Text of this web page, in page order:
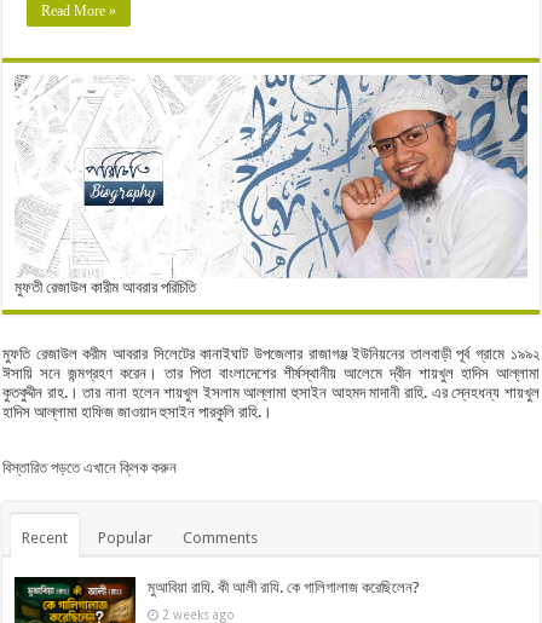
Read More »
মুফতী রেজাউল কারীম আবরার পরিচিতি
মুফতি রেজাউল করীম আবরার সিলেটের কানাইঘাট উপজেলার রাজাগঞ্জ ইউনিয়নের তালবাড়ী পূর্ব গ্রামে ১৯৯২
ঈসায়ি সনে জন্মগ্রহণ করেন। তার পিতা বাংলাদেশের শীর্ষস্থানীয় আলেমে দ্বীন শায়খুল হাদিস আল্লামা
কুতবুদ্দীন রাহ.। তার নানা হলেন শায়খুল ইসলাম আল্লামা হুসাইন আহমদ মাদানী রাহি. এর স্নেহধন্য শায়খুল
হাদিস আল্লামা হাফিজ জাওয়াদ হুসাইন পারকুলি রাহি.।
বিস্তারিত পড়তে এখানে ক্লিক করুন
Recent Popular Comments
মুআবিয়া রাযি. কী আলী রাযি. কে গালিগালাজ করেছিলেন?
2 weeks ago